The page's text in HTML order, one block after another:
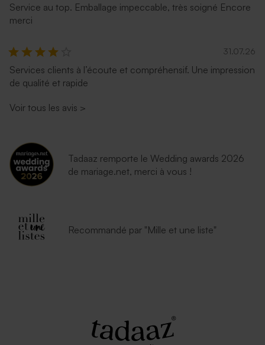
Service au top. Emballage impeccable, très soigné Encore
merci
31.07.26
Services clients à l’écoute et compréhensif. Une impression
de qualité et rapide
Voir tous les avis >
Tadaaz remporte le Wedding awards 2026
de mariage.net, merci à vous !
Recommandé par "Mille et une liste"